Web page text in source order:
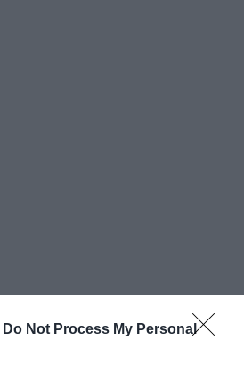
Do Not Process My Personal